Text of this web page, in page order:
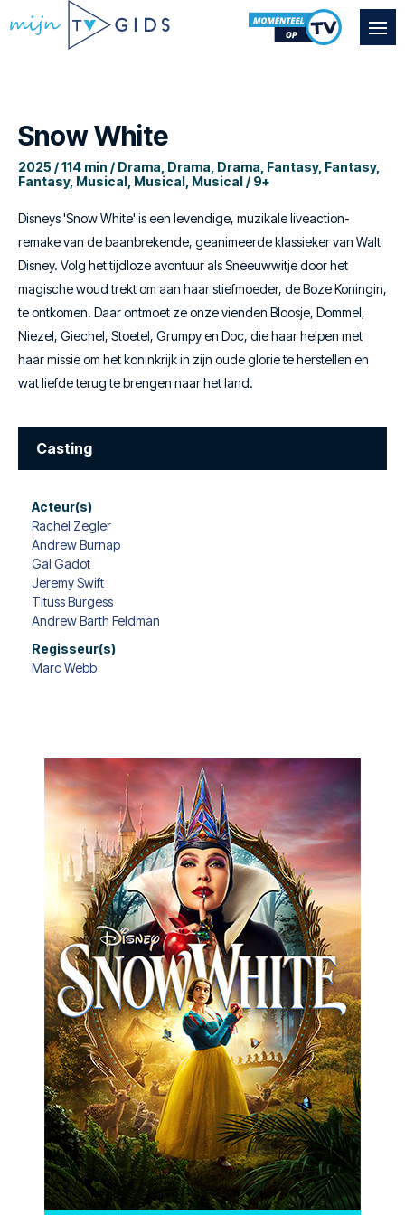
Snow White
2025 / 114 min / Drama, Drama, Drama, Fantasy, Fantasy,
Fantasy, Musical, Musical, Musical / 9+
Disneys 'Snow White' is een levendige, muzikale liveaction-
remake van de baanbrekende, geanimeerde klassieker van Walt
Disney. Volg het tijdloze avontuur als Sneeuwwitje door het
magische woud trekt om aan haar stiefmoeder, de Boze Koningin,
te ontkomen. Daar ontmoet ze onze vienden Bloosje, Dommel,
Niezel, Giechel, Stoetel, Grumpy en Doc, die haar helpen met
haar missie om het koninkrijk in zijn oude glorie te herstellen en
wat liefde terug te brengen naar het land.
Casting
Acteur(s)
Rachel Zegler
Andrew Burnap
Gal Gadot
Jeremy Swift
Tituss Burgess
Andrew Barth Feldman
Regisseur(s)
Marc Webb